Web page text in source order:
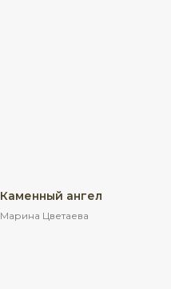
Каменный ангел
Марина Цветаева